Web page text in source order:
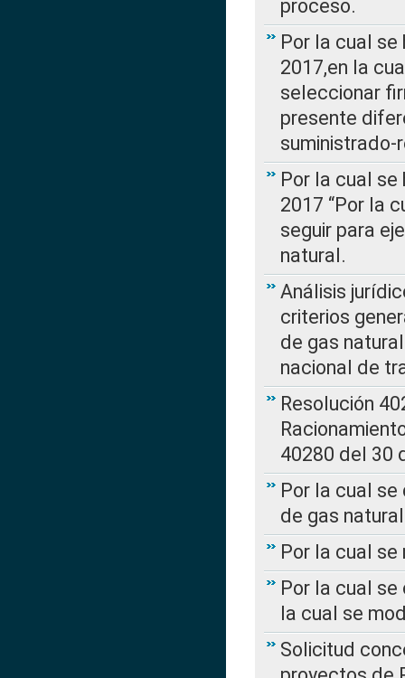
proceso.
Por la cual se
2017,en la
seleccionar
presente
Por la cual se
2017 “Por la
seguir para
natural.
Análisis
criterios
de gas
nacional de
Resolución
40280 del 30
Por la cual
de gas natural
Por la cual se
Por la cual se
la cual se
Solicitud